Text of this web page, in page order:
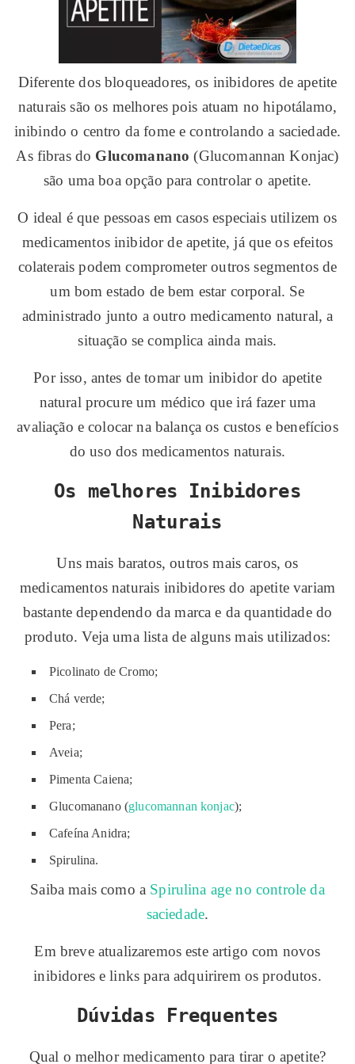
Diferente dos bloqueadores, os inibidores de apetite
naturais são os melhores pois atuam no hipotálamo,
inibindo o centro da fome e controlando a saciedade.
As fibras do Glucomanano (Glucomannan Konjac)
são uma boa opção para controlar o apetite.
O ideal é que pessoas em casos especiais utilizem os
medicamentos inibidor de apetite, já que os efeitos
colaterais podem comprometer outros segmentos de
um bom estado de bem estar corporal. Se
administrado junto a outro medicamento natural, a
situação se complica ainda mais.
Por isso, antes de tomar um inibidor do apetite
natural procure um médico que irá fazer uma
avaliação e colocar na balança os custos e benefícios
do uso dos medicamentos naturais.
Os melhores Inibidores
Naturais
Uns mais baratos, outros mais caros, os
medicamentos naturais inibidores do apetite variam
bastante dependendo da marca e da quantidade do
produto. Veja uma lista de alguns mais utilizados:
Picolinato de Cromo;
Chá verde;
Pera;
Aveia;
Pimenta Caiena;
Glucomanano (glucomannan konjac);
Cafeína Anidra;
Spirulina.
Saiba mais como a Spirulina age no controle da
saciedade.
Em breve atualizaremos este artigo com novos
inibidores e links para adquirirem os produtos.
Dúvidas Frequentes
Qual o melhor medicamento para tirar o apetite?